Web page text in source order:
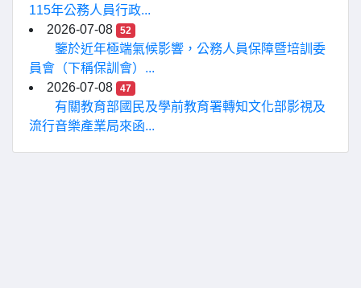
115年公務人員行政...
2026-07-08
52
鑒於近年極端氣候影響，公務人員保障暨培訓委
員會（下稱保訓會）...
2026-07-08
47
有關教育部國民及學前教育署轉知文化部影視及
流行音樂產業局來函...